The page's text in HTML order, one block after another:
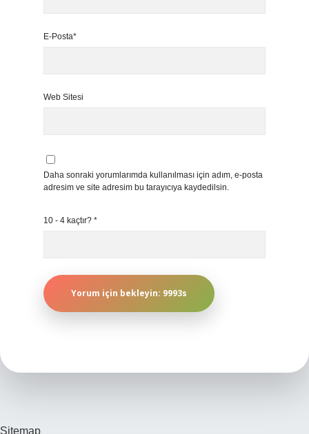
E-Posta*
Web Sitesi
Daha sonraki yorumlarımda kullanılması için adım, e-posta
adresim ve site adresim bu tarayıcıya kaydedilsin.
10 - 4 kaçtır? *
Sitemap